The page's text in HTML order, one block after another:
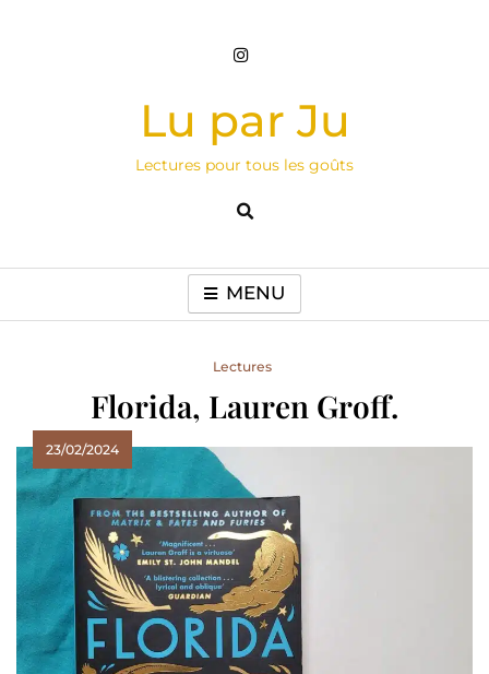
Lu par Ju
Lectures pour tous les goûts
MENU
Lectures
Florida, Lauren Groff.
23/02/2024